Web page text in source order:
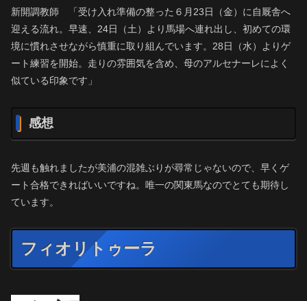
新開調教師 「受け入れ準備の整った６月23日（金）に自厩舎へ
迎える流れ。早速、24日（土）より馬場へ連れ出し、初めての環
境に慣れさせながら慎重に取り組んでいます。28日（水）よりゲ
ート練習を開始。走りの雰囲気を含め、母のアルセナーレによく
似ている印象です」
感想
先週も触れましたが美浦の混雑ぶりが尋常じゃないので、早くゲ
ート合格できればいいですね。唯一の関東馬なのでとても期待し
ています。
フィオリトゥーラ